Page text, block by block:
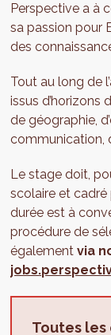
Perspective a à
sa passion pour
des
Tout au long de
issus d’horizons
de géographie,
communication,
Le stage doit,
scolaire et cadré
durée est à
procédure de
égalementvia
Toutes